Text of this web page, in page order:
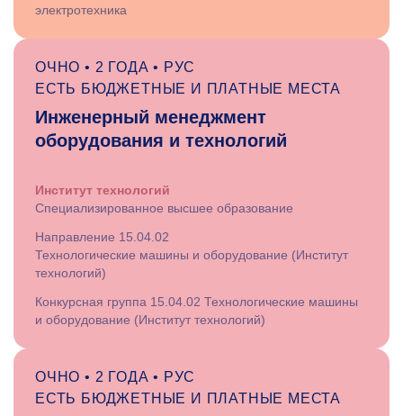
электротехника
ОЧНО • 2 ГОДА • РУС
ЕСТЬ БЮДЖЕТНЫЕ И ПЛАТНЫЕ МЕСТА
Инженерный менеджмент
оборудования и технологий
Институт технологий
Специализированное высшее образование
Направление 15.04.02
Технологические машины и оборудование (Институт
технологий)
Конкурсная группа 15.04.02 Технологические машины
и оборудование (Институт технологий)
ОЧНО • 2 ГОДА • РУС
ЕСТЬ БЮДЖЕТНЫЕ И ПЛАТНЫЕ МЕСТА